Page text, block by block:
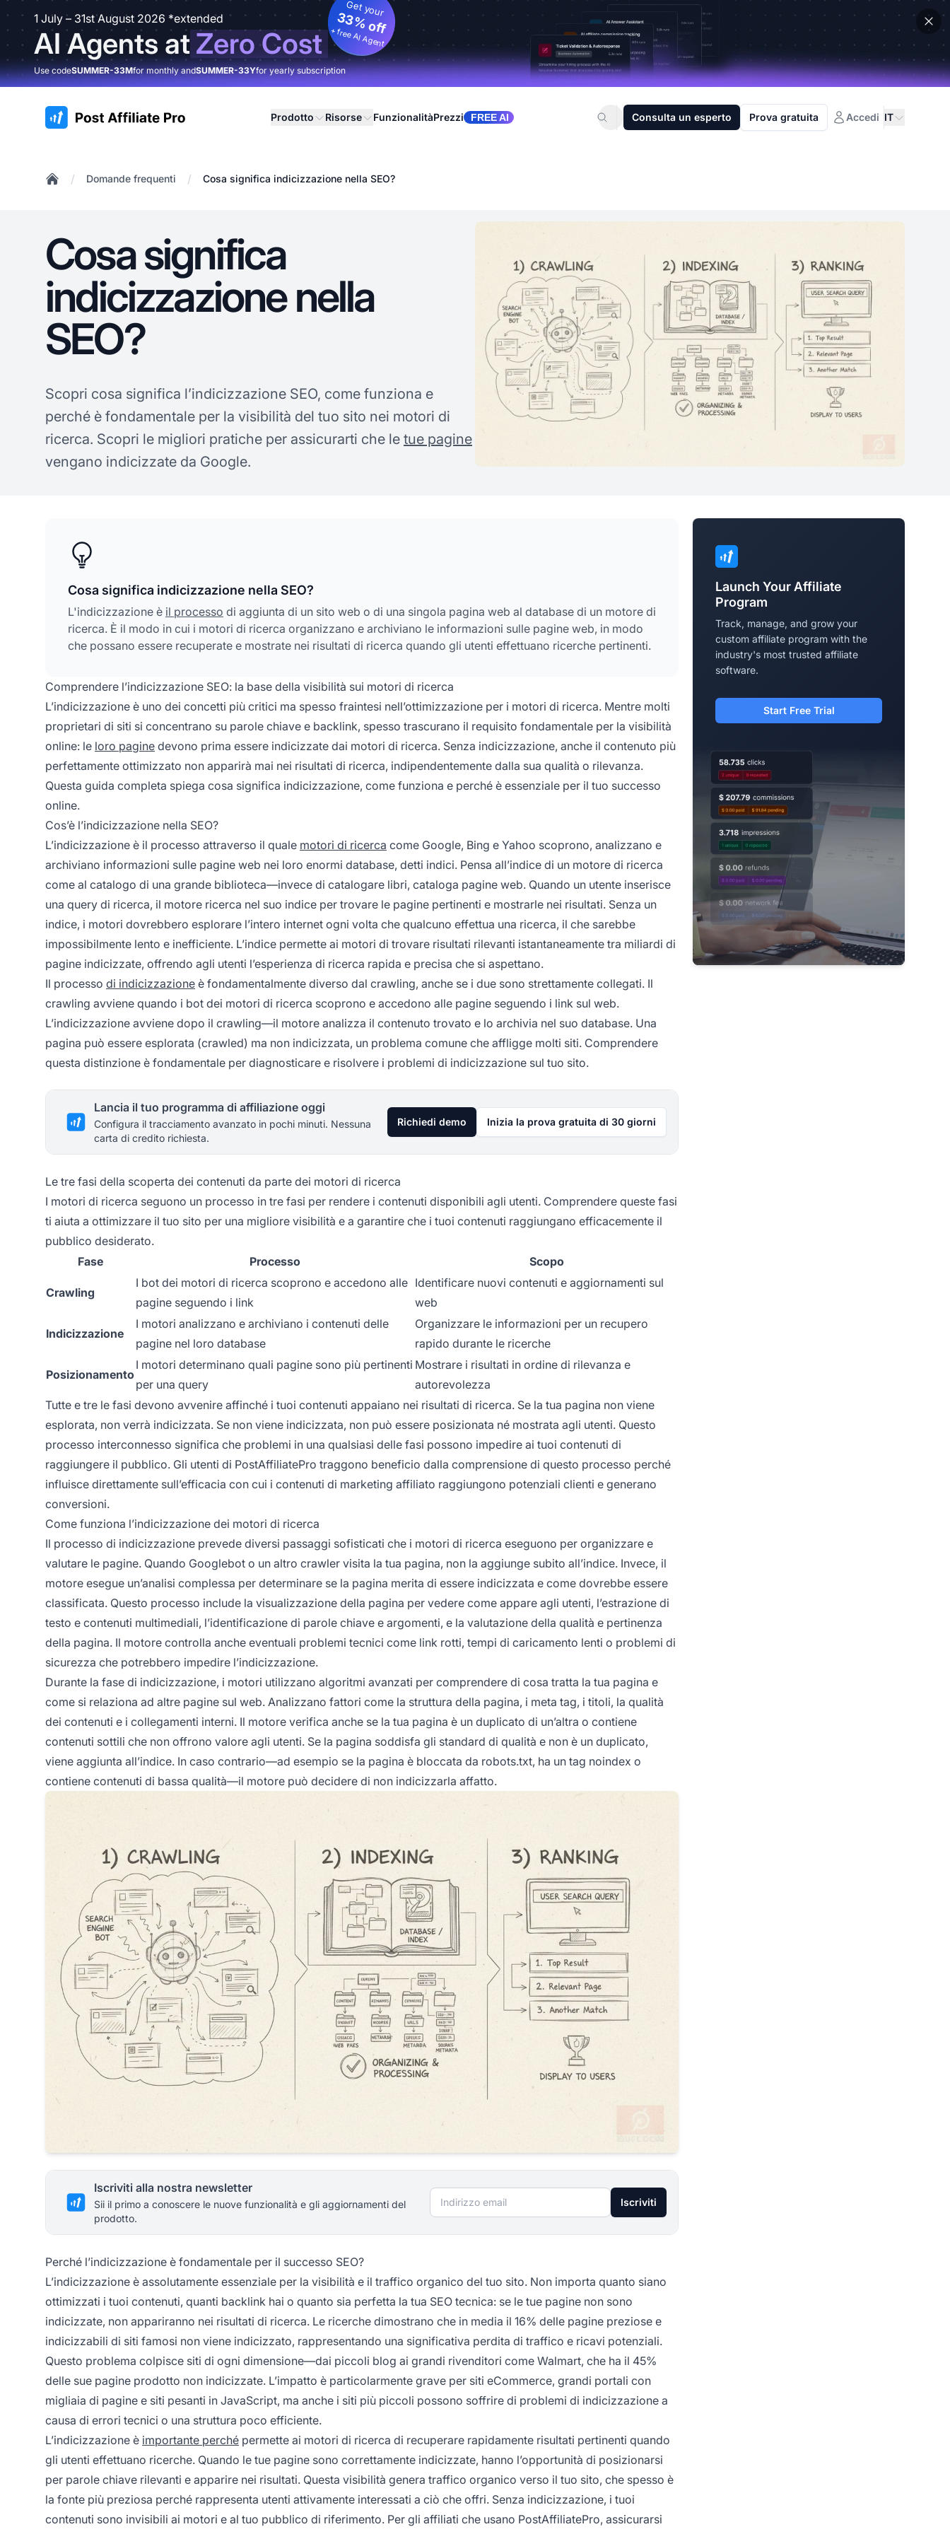
1 July – 31st August 2026 *extended
AI Agents atZero Cost
Get your
33% off
+ free AI Agent
Use codeSUMMER-33Mfor monthly andSUMMER-33Yfor yearly subscription
:site.title Prodotto Risorse FunzionalitàPrezzi FREE AI Consulta un esperto Prova gratuita Accedi IT
/ Domande frequenti / Cosa significa indicizzazione nella SEO?
Cosa significa
indicizzazione nella
SEO?
Scopri cosa significa l’indicizzazione SEO, come funziona e
perché è fondamentale per la visibilità del tuo sito nei motori di
ricerca. Scopri le migliori pratiche per assicurarti che le tue pagine
vengano indicizzate da Google.
Cosa significa indicizzazione nella SEO?
L'indicizzazione è il processo di aggiunta di un sito web o di una singola pagina web al database di un motore di
ricerca. È il modo in cui i motori di ricerca organizzano e archiviano le informazioni sulle pagine web, in modo
che possano essere recuperate e mostrate nei risultati di ricerca quando gli utenti effettuano ricerche pertinenti.
Comprendere l’indicizzazione SEO: la base della visibilità sui motori di ricerca
L’indicizzazione è uno dei concetti più critici ma spesso fraintesi nell’ottimizzazione per i motori di ricerca. Mentre molti
proprietari di siti si concentrano su parole chiave e backlink, spesso trascurano il requisito fondamentale per la visibilità
online: le loro pagine devono prima essere indicizzate dai motori di ricerca. Senza indicizzazione, anche il contenuto più
perfettamente ottimizzato non apparirà mai nei risultati di ricerca, indipendentemente dalla sua qualità o rilevanza.
Questa guida completa spiega cosa significa indicizzazione, come funziona e perché è essenziale per il tuo successo
online.
Cos’è l’indicizzazione nella SEO?
L’indicizzazione è il processo attraverso il quale motori di ricerca come Google, Bing e Yahoo scoprono, analizzano e
archiviano informazioni sulle pagine web nei loro enormi database, detti indici. Pensa all’indice di un motore di ricerca
come al catalogo di una grande biblioteca—invece di catalogare libri, cataloga pagine web. Quando un utente inserisce
una query di ricerca, il motore ricerca nel suo indice per trovare le pagine pertinenti e mostrarle nei risultati. Senza un
indice, i motori dovrebbero esplorare l’intero internet ogni volta che qualcuno effettua una ricerca, il che sarebbe
impossibilmente lento e inefficiente. L’indice permette ai motori di trovare risultati rilevanti istantaneamente tra miliardi di
pagine indicizzate, offrendo agli utenti l’esperienza di ricerca rapida e precisa che si aspettano.
Il processo di indicizzazione è fondamentalmente diverso dal crawling, anche se i due sono strettamente collegati. Il
crawling avviene quando i bot dei motori di ricerca scoprono e accedono alle pagine seguendo i link sul web.
L’indicizzazione avviene dopo il crawling—il motore analizza il contenuto trovato e lo archivia nel suo database. Una
pagina può essere esplorata (crawled) ma non indicizzata, un problema comune che affligge molti siti. Comprendere
questa distinzione è fondamentale per diagnosticare e risolvere i problemi di indicizzazione sul tuo sito.
Lancia il tuo programma di affiliazione oggi
Configura il tracciamento avanzato in pochi minuti. Nessuna
carta di credito richiesta.
Richiedi demo Inizia la prova gratuita di 30 giorni
Le tre fasi della scoperta dei contenuti da parte dei motori di ricerca
I motori di ricerca seguono un processo in tre fasi per rendere i contenuti disponibili agli utenti. Comprendere queste fasi
ti aiuta a ottimizzare il tuo sito per una migliore visibilità e a garantire che i tuoi contenuti raggiungano efficacemente il
pubblico desiderato.
Fase
Processo Scopo
Crawling
I bot dei motori di ricerca scoprono e accedono alle
pagine seguendo i link
Identificare nuovi contenuti e aggiornamenti sul
web
Indicizzazione
I motori analizzano e archiviano i contenuti delle
pagine nel loro database
Organizzare le informazioni per un recupero
rapido durante le ricerche
Posizionamento
I motori determinano quali pagine sono più pertinenti
per una query
Mostrare i risultati in ordine di rilevanza e
autorevolezza
Tutte e tre le fasi devono avvenire affinché i tuoi contenuti appaiano nei risultati di ricerca. Se la tua pagina non viene
esplorata, non verrà indicizzata. Se non viene indicizzata, non può essere posizionata né mostrata agli utenti. Questo
processo interconnesso significa che problemi in una qualsiasi delle fasi possono impedire ai tuoi contenuti di
raggiungere il pubblico. Gli utenti di PostAffiliatePro traggono beneficio dalla comprensione di questo processo perché
influisce direttamente sull’efficacia con cui i contenuti di marketing affiliato raggiungono potenziali clienti e generano
conversioni.
Come funziona l’indicizzazione dei motori di ricerca
Il processo di indicizzazione prevede diversi passaggi sofisticati che i motori di ricerca eseguono per organizzare e
valutare le pagine. Quando Googlebot o un altro crawler visita la tua pagina, non la aggiunge subito all’indice. Invece, il
motore esegue un’analisi complessa per determinare se la pagina merita di essere indicizzata e come dovrebbe essere
classificata. Questo processo include la visualizzazione della pagina per vedere come appare agli utenti, l’estrazione di
testo e contenuti multimediali, l’identificazione di parole chiave e argomenti, e la valutazione della qualità e pertinenza
della pagina. Il motore controlla anche eventuali problemi tecnici come link rotti, tempi di caricamento lenti o problemi di
sicurezza che potrebbero impedire l’indicizzazione.
Durante la fase di indicizzazione, i motori utilizzano algoritmi avanzati per comprendere di cosa tratta la tua pagina e
come si relaziona ad altre pagine sul web. Analizzano fattori come la struttura della pagina, i meta tag, i titoli, la qualità
dei contenuti e i collegamenti interni. Il motore verifica anche se la tua pagina è un duplicato di un’altra o contiene
contenuti sottili che non offrono valore agli utenti. Se la pagina soddisfa gli standard di qualità e non è un duplicato,
viene aggiunta all’indice. In caso contrario—ad esempio se la pagina è bloccata da robots.txt, ha un tag noindex o
contiene contenuti di bassa qualità—il motore può decidere di non indicizzarla affatto.
Iscriviti alla nostra newsletter
Sii il primo a conoscere le nuove funzionalità e gli aggiornamenti del
prodotto.
Indirizzo email Iscriviti
Perché l’indicizzazione è fondamentale per il successo SEO?
L’indicizzazione è assolutamente essenziale per la visibilità e il traffico organico del tuo sito. Non importa quanto siano
ottimizzati i tuoi contenuti, quanti backlink hai o quanto sia perfetta la tua SEO tecnica: se le tue pagine non sono
indicizzate, non appariranno nei risultati di ricerca. Le ricerche dimostrano che in media il 16% delle pagine preziose e
indicizzabili di siti famosi non viene indicizzato, rappresentando una significativa perdita di traffico e ricavi potenziali.
Questo problema colpisce siti di ogni dimensione—dai piccoli blog ai grandi rivenditori come Walmart, che ha il 45%
delle sue pagine prodotto non indicizzate. L’impatto è particolarmente grave per siti eCommerce, grandi portali con
migliaia di pagine e siti pesanti in JavaScript, ma anche i siti più piccoli possono soffrire di problemi di indicizzazione a
causa di errori tecnici o una struttura poco efficiente.
L’indicizzazione è importante perché permette ai motori di ricerca di recuperare rapidamente risultati pertinenti quando
gli utenti effettuano ricerche. Quando le tue pagine sono correttamente indicizzate, hanno l’opportunità di posizionarsi
per parole chiave rilevanti e apparire nei risultati. Questa visibilità genera traffico organico verso il tuo sito, che spesso è
la fonte più preziosa perché rappresenta utenti attivamente interessati a ciò che offri. Senza indicizzazione, i tuoi
contenuti sono invisibili ai motori e al tuo pubblico di riferimento. Per gli affiliati che usano PostAffiliatePro, assicurarsi
Launch Your Affiliate
Program
Track, manage, and grow your
custom affiliate program with the
industry's most trusted affiliate
software.
Start Free Trial